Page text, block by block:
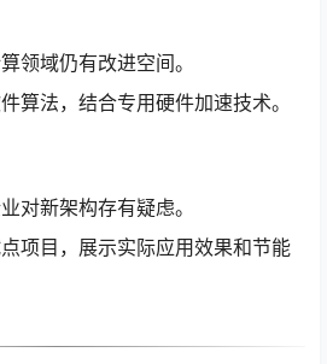
领域仍有改进空间。
算法，结合专用硬件加速技术。
对新架构存有疑虑。
项目，展示实际应用效果和节能